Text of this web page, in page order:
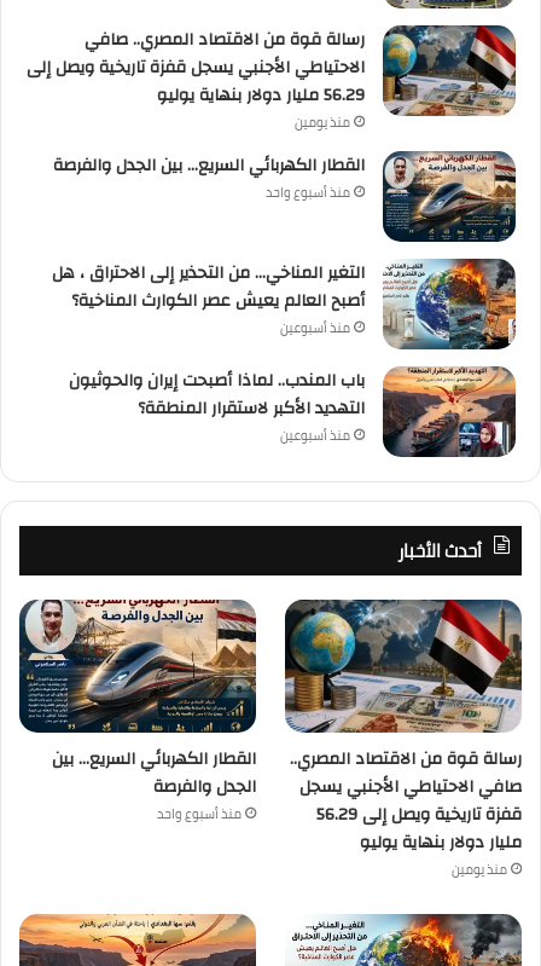
رسالة قوة من الاقتصاد المصري.. صافي
الاحتياطي الأجنبي يسجل قفزة تاريخية ويصل إلى
56.29 مليار دولار بنهاية يوليو
منذ يومين
القطار الكهربائي السريع… بين الجدل والفرصة
منذ أسبوع واحد
التغير المناخي… من التحذير إلى الاحتراق ، هل
أصبح العالم يعيش عصر الكوارث المناخية؟
منذ أسبوعين
باب المندب.. لماذا أصبحت إيران والحوثيون
التهديد الأكبر لاستقرار المنطقة؟
منذ أسبوعين
أحدث الأخبار
رسالة قوة من الاقتصاد المصري..
صافي الاحتياطي الأجنبي يسجل
قفزة تاريخية ويصل إلى 56.29
مليار دولار بنهاية يوليو
منذ يومين
القطار الكهربائي السريع… بين
الجدل والفرصة
منذ أسبوع واحد